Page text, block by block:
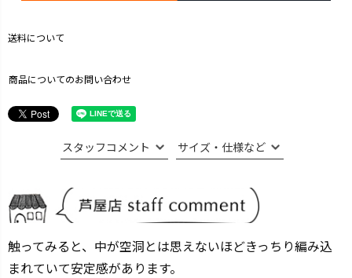
送料について
商品についてのお問い合わせ
スタッフコメント サイズ・仕様など
触ってみると、中が空洞とは思えないほどきっちり編み込
まれていて安定感があります。